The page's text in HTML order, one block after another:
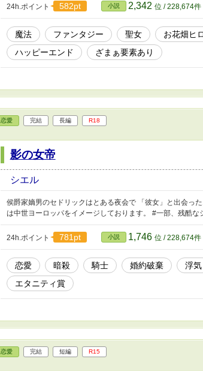
24h.ポイント 582pt 小説 2,342 位 / 228,674件
魔法 ファンタジー 聖女 お花畑ヒ
ハッピーエンド
ざまぁ要素あり
恋愛 完結 長編 R18
影の女帝
シエル
侯爵家嫡男のセドリックはとある夜会で 「彼女」と出会っ
は中世ヨーロッパをイメージしております。 #一部、残酷な
24h.ポイント 781pt 小説 1,746 位 / 228,674件
恋愛 暗殺 騎士 婚約破棄 浮気
エタニティ賞
恋愛 完結 短編 R15